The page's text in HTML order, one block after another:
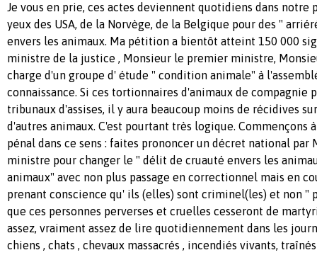
Je vous en prie, ces actes deviennent quotidiens dans notre
yeux des USA, de la Norvège, de la Belgique pour des "
envers les animaux. Ma pétition a bientôt atteint 150 000
ministre de la justice , Monsieur le premier ministre,
charge d'un groupe d' étude " condition animale" à
connaissance. Si ces tortionnaires d'animaux de compagnie
tribunaux d'assises, il y aura beaucoup moins de récidives
d'autres animaux. C'est pourtant très logique. Commençons
pénal dans ce sens : faites prononcer un décret national par
ministre pour changer le " délit de cruauté envers les
animaux" avec non plus passage en correctionnel mais en
prenant conscience qu' ils (elles) sont criminel(les) et non "
que ces personnes perverses et cruelles cesseront de
assez, vraiment assez de lire quotidiennement dans les
chiens , chats , chevaux massacrés , incendiés vivants,